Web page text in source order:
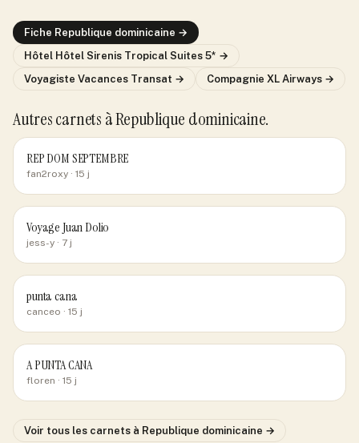
Fiche Republique dominicaine →
Hôtel Hôtel Sirenis Tropical Suites 5* →
Voyagiste Vacances Transat → Compagnie XL Airways →
Autres carnets à Republique dominicaine.
REP DOM SEPTEMBRE
fan2roxy · 15 j
Voyage Juan Dolio
jess-y · 7 j
punta cana
canceo · 15 j
A PUNTA CANA
floren · 15 j
Voir tous les carnets à Republique dominicaine →